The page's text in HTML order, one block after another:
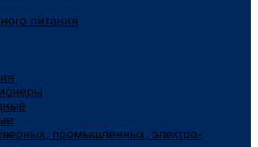
питания
промышленных, электро-